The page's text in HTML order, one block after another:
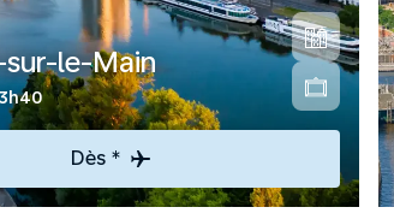
le-Main
3h40
Dès *